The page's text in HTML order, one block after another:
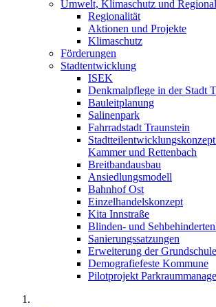
Umwelt, Klimaschutz und
Regionalität
Aktionen und Projekte
Klimaschutz
Förderungen
Stadtentwicklung
ISEK
Denkmalpflege in der Stadt
Bauleitplanung
Salinenpark
Fahrradstadt Traunstein
Kammer und Rettenbach
Breitbandausbau
Ansiedlungsmodell
Bahnhof Ost
Einzelhandelskonzept
Kita Innstraße
Blinden- und
Sanierungssatzungen
Erweiterung der
Demografiefeste Kommune
Pilotprojekt